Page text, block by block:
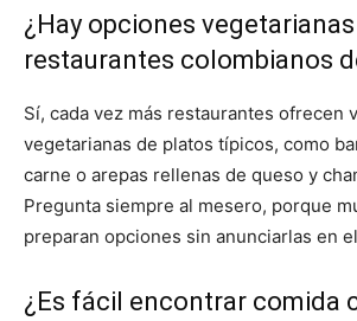
¿Hay opciones
restaurantes colombianos
Sí, cada vez más restaurantes ofrecen
vegetarianas de platos típicos, como
carne o arepas rellenas de queso y
Pregunta siempre al mesero, porque
preparan opciones sin anunciarlas en
¿Es fácil encontrar comida